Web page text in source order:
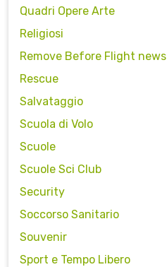
Quadri Opere Arte
Religiosi
Remove Before Flight news
Rescue
Salvataggio
Scuola di Volo
Scuole
Scuole Sci Club
Security
Soccorso Sanitario
Souvenir
Sport e Tempo Libero